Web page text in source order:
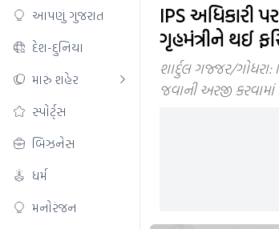
આપણું ગુજરાત
દેશ-દુનિયા
મારું શહેર
સ્પોર્ટ્સ
બિઝનેસ
ધર્મ
મનોરંજન
IPS અધિકારી
ગૃહમંત્રીને થઈ
શાર્દુલ ગજ્જર/ગોધરા:
જવાની અરજી